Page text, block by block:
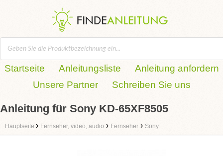
Startseite Anleitungsliste
Anleitung anfordern
Unsere Partner
Schreiben Sie uns
Anleitung für Sony KD-65XF8505
Hauptseite › Fernseher, video, audio › Fernseher › Sony